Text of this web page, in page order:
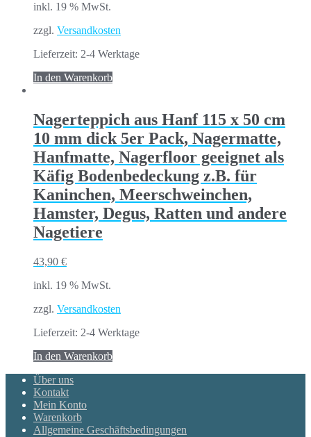
inkl. 19 % MwSt.
zzgl. Versandkosten
Lieferzeit: 2-4 Werktage
In den Warenkorb
Nagerteppich aus Hanf 115 x 50 cm
10 mm dick 5er Pack, Nagermatte,
Hanfmatte, Nagerfloor geeignet als
Käfig Bodenbedeckung z.B. für
Kaninchen, Meerschweinchen,
Hamster, Degus, Ratten und andere
Nagetiere
43,90 €
inkl. 19 % MwSt.
zzgl. Versandkosten
Lieferzeit: 2-4 Werktage
In den Warenkorb
Über uns
Kontakt
Mein Konto
Warenkorb
Allgemeine Geschäftsbedingungen